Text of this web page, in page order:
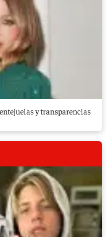
y transparencias